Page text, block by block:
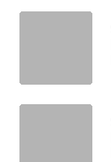
SELEB